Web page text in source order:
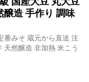
醸造 手作り 調味
番みそ 蔵元から直送 注
然醸造 非加熱 米こう